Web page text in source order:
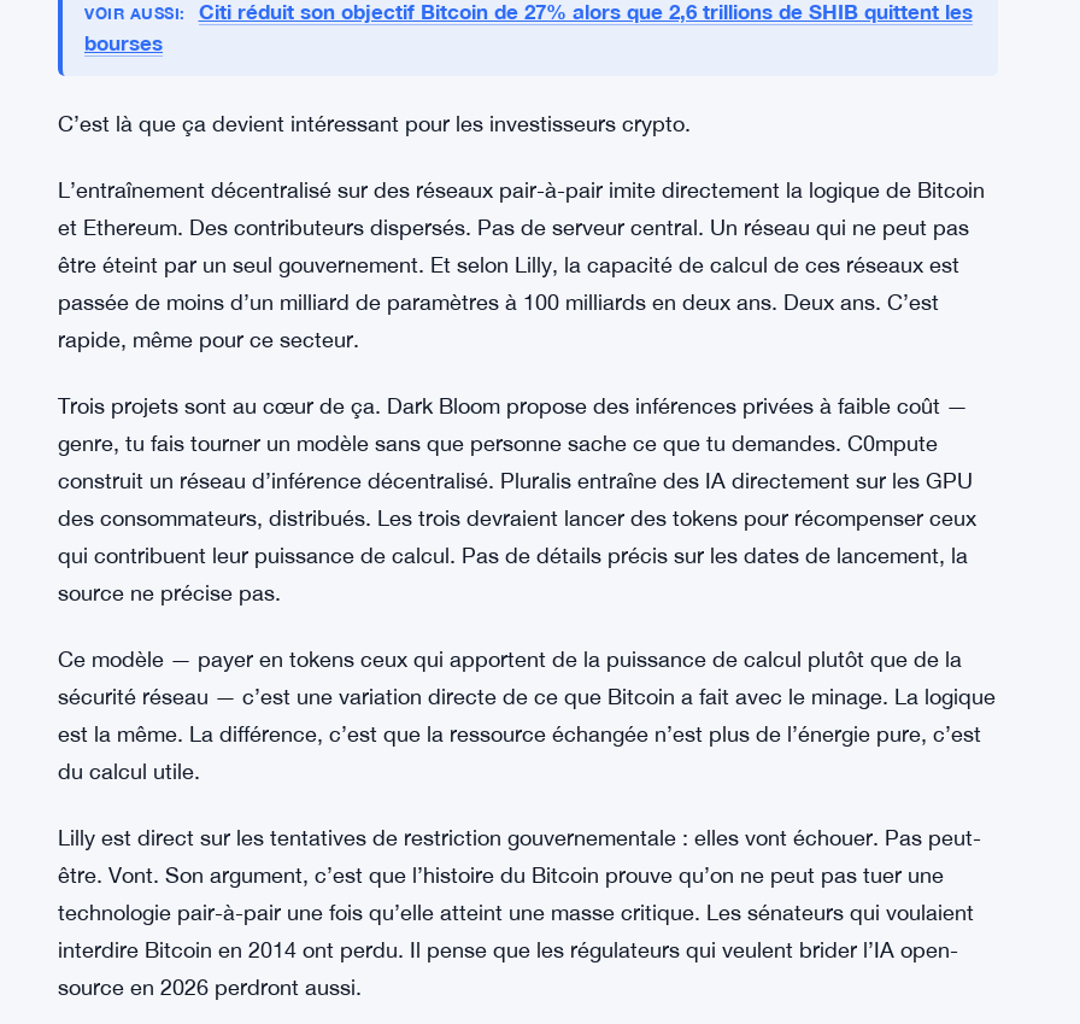
Mais voilà le truc. Les modèles open-source rattrapent leur retard à une vitesse que personne
n’avait vraiment prévue. Le
entre open-source et propriétaire se mesure désormais en mois, pas en années. Et une
attendue pour l’automne.
VOIR AUSSI:
Citi réduit son objectif Bitcoin de 27% alors que 2,6 trillions de SHIB quittent les
bourses
L’entraînement décentralisé sur des réseaux pair-à-pair imite directement la logique de Bitcoin
et Ethereum. Des contributeurs dispersés. Pas de serveur central. Un réseau qui ne peut pas
être éteint par un seul gouvernement. Et selon Lilly, la capacité de calcul de ces réseaux est
passée de moins d’un milliard de paramètres à 100 milliards en deux ans. Deux ans. C’est
rapide, même pour ce secteur.
Trois projets sont au cœur de ça. Dark Bloom propose des inférences privées à faible coût —
genre, tu fais tourner un modèle sans que personne sache ce que tu demandes. C0mpute
construit un réseau d’inférence décentralisé. Pluralis entraîne des IA directement sur les GPU
des consommateurs, distribués. Les trois devraient lancer des tokens pour récompenser ceux
source ne précise pas.
Ce modèle — payer en tokens ceux qui apportent de la puissance de calcul plutôt que de la
sécurité réseau — c’est une variation directe de ce que Bitcoin a fait avec le minage. La logique
est la même. La différence, c’est que la ressource échangée n’est plus de l’énergie pure, c’est